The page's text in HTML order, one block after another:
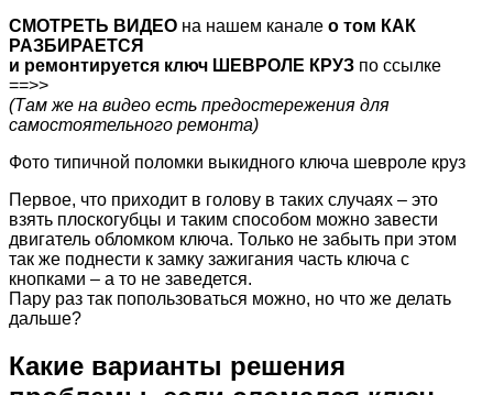
СМОТРЕТЬ ВИДЕО на нашем канале о том КАК
РАЗБИРАЕТСЯ
и ремонтируется ключ ШЕВРОЛЕ КРУЗ по ссылке
==>>
(Там же на видео есть предостережения для
самостоятельного ремонта)
Фото типичной поломки выкидного ключа шевроле круз
Первое, что приходит в голову в таких случаях – это
взять плоскогубцы и таким способом можно завести
двигатель обломком ключа. Только не забыть при этом
так же поднести к замку зажигания часть ключа с
кнопками – а то не заведется.
Пару раз так попользоваться можно, но что же делать
дальше?
Какие варианты решения